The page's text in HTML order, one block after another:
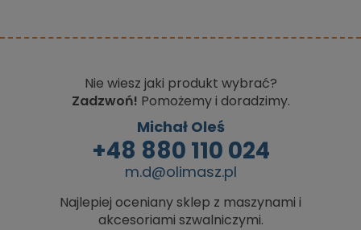
Nie wiesz jaki produkt wybrać?
Zadzwoń! Pomożemy i doradzimy.
Michał Oleś
+48 880 110 024
m.d@olimasz.pl
Najlepiej oceniany sklep z maszynami i
akcesoriami szwalniczymi.